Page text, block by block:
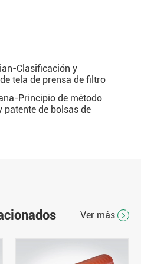
Clasificación y
tela de prensa de filtro
Principio de método
de bolsas de
Ver más 